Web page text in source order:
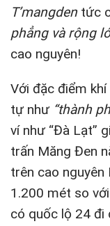
T’mangden tức
phẳng và rộng
cao nguyên!
Với đặc điểm
tự như “thành
ví như “Đà Lạt”
trấn Măng Đen
trên cao nguyên
1.200 mét so
có quốc lộ 24 đi